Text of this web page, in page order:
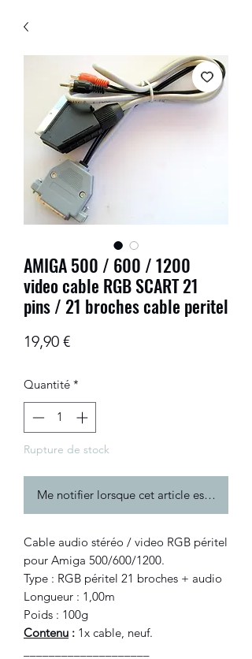
AMIGA 500 / 600 / 1200
video cable RGB SCART 21
pins / 21 broches cable peritel
19,90 €Prix
Quantité *
Rupture de stock
Me notifier lorsque cet article est
Cable audio stéréo / video RGB péritel
pour Amiga 500/600/1200.
Type : RGB péritel 21 broches + audio
Longueur : 1,00m
Poids : 100g
Contenu : 1x cable, neuf.